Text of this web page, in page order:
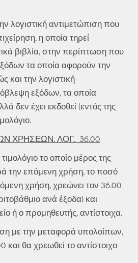
λογιστική αντιμετώπιση που
η οποία τηρεί
βιβλία, στην περίπτωση που
τα οποία αφορούν την
και την λογιστική
εξόδων, τα οποία
δεν έχει εκδοθεί (εντός της
ΧΡΗΣΕΩΝ. ΛΟΓ. 36.00
το οποίο μέρος της
την επόμενη χρήση, το ποσό
χρήση, χρεώνει τον 36.00
ανά έξοδα) και
ή ο προμηθευτής, αντίστοιχα.
με την μεταφορά υπολοίπων,
και θα χρεωθεί το αντίστοιχο